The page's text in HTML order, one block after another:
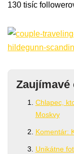
130 tisíc
Zaujímavé
Chlapec,
Moskvy
Komentár:
Unikátne